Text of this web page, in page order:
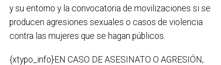
y su entorno y la convocatoria de movilizaciones si se
producen agresiones sexuales o casos de violencia
contra las mujeres que se hagan públicos.
{xtypo_info}EN CASO DE ASESINATO O AGRESIÓN,